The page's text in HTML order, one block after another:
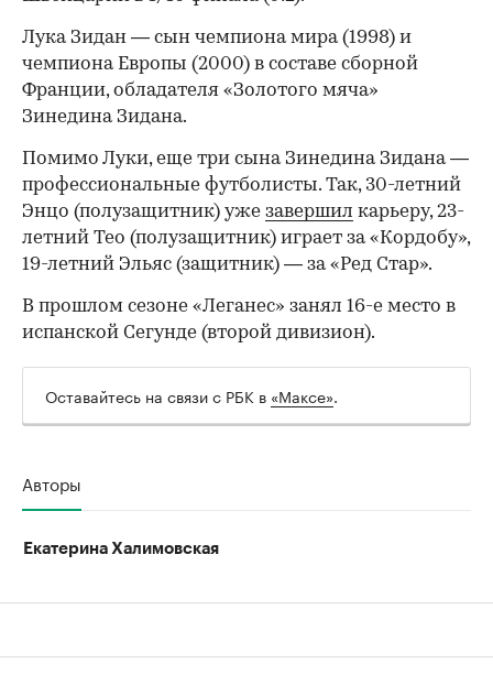
Лука Зидан — сын чемпиона мира (1998) и
чемпиона Европы (2000) в составе сборной
Франции, обладателя «Золотого мяча»
Зинедина Зидана.
Помимо Луки, еще три сына Зинедина Зидана —
профессиональные футболисты. Так, 30-летний
Энцо (полузащитник) уже завершил карьеру, 23-
летний Тео (полузащитник) играет за «Кордобу»,
19-летний Эльяс (защитник) — за «Ред Стар».
В прошлом сезоне «Леганес» занял 16-е место в
испанской Сегунде (второй дивизион).
Оставайтесь на связи с РБК в «Максе».
Авторы
Екатерина Халимовская